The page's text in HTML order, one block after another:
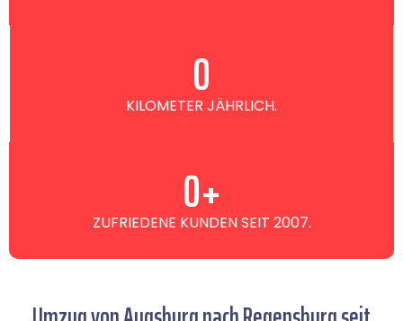
KILOMETER JÄHRLICH.
0
ZUFRIEDENE KUNDEN SEIT 2007.
0+